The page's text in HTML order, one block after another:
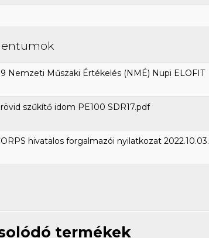
Nemzeti Műszaki Értékelés (NMÉ) Nupi ELOFIT
szűkítő idom PE100 SDR17.pdf
hivatalos forgalmazói nyilatkozat 2022.10.03.
termékek